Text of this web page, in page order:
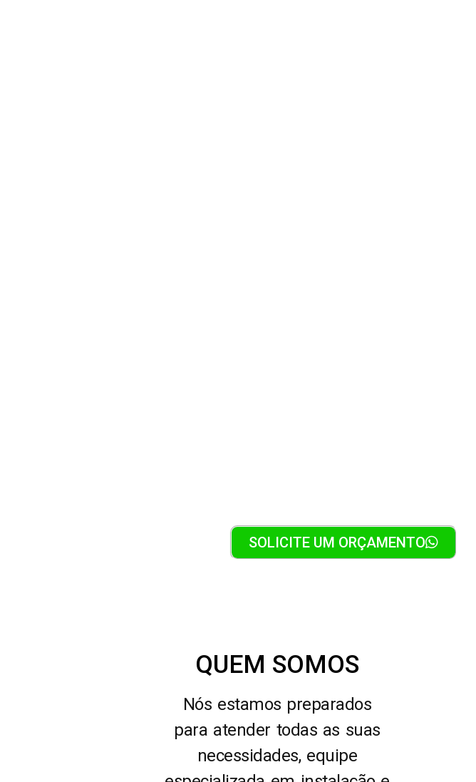
SOLICITE UM ORÇAMENTO
QUEM SOMOS
Nós estamos preparados
para atender todas as suas
necessidades, equipe